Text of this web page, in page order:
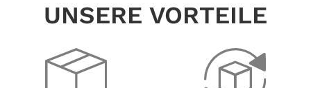
UNSERE VORTEILE